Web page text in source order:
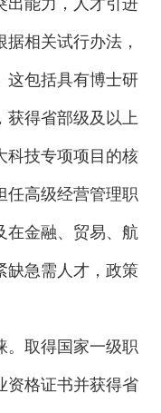
能力，人才引进
相关试行办法，
这包括具有博士研
获得省部级及以上
科技专项项目的核
任高级经营管理职
在金融、贸易、航
缺急需人才，政策
取得国家一级职
资格证书并获得省